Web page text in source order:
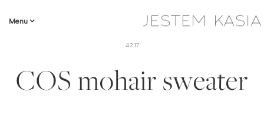
Menu
4.2.17
COS mohair sweater